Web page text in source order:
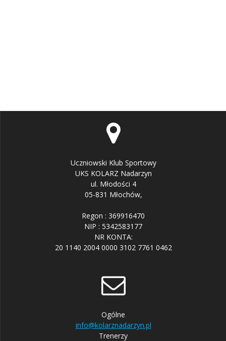
Uczniowski Klub Sportowy
UKS KOLARZ Nadarzyn
ul. Młodości 4
05-831 Młochów,
Regon : 369916470
NIP : 5342583177
NR KONTA:
20 1140 2004 0000 3102 7761 0462
Ogólne
info@kolarznadarzyn.pl
Trenerzy